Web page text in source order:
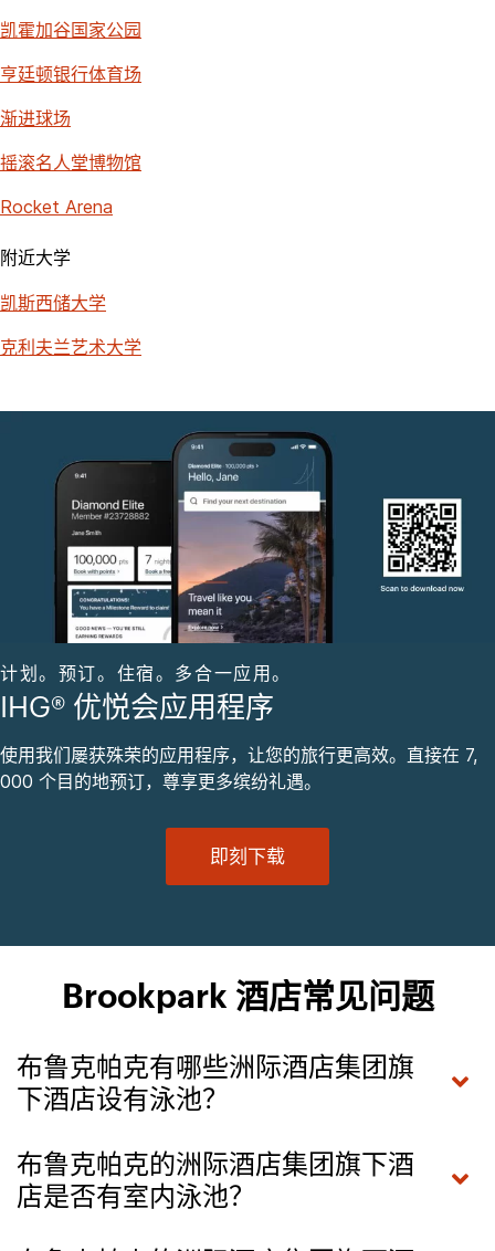
凯霍加谷国家公园
亨廷顿银行体育场
渐进球场
摇滚名人堂博物馆
Rocket Arena
附近大学
凯斯西储大学
克利夫兰艺术大学
计划。预订。住宿。多合一应用。
IHG® 优悦会应用程序
使用我们屡获殊荣的应用程序，让您的旅行更高效。直接在 7,
000 个目的地预订，尊享更多缤纷礼遇。
即刻下载
Brookpark 酒店常见问题
布鲁克帕克有哪些洲际酒店集团旗
下酒店设有泳池？
布鲁克帕克的洲际酒店集团旗下酒
店是否有室内泳池？